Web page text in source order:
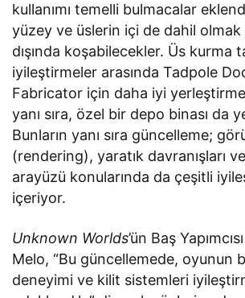
kullanımı temelli bulmacalar
yüzey ve üslerin içi de dahil olmak
dışında koşabilecekler. Üs kurma
iyileştirmeler arasında Tadpole
Fabricator için daha iyi
yanı sıra, özel bir depo binası da
Bunların yanı sıra güncelleme;
(rendering), yaratık davranışları ve
arayüzü konularında da çeşitli
içeriyor.
Unknown Worlds’ün Baş
Melo, “Bu güncellemede, oyunun
deneyimi ve kilit sistemleri